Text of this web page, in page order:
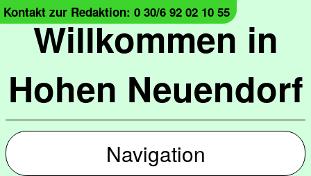
Willkommen in
Hohen Neuendorf
Kontakt zur Redaktion: 0 30/6 92 02 10 55
Navigation